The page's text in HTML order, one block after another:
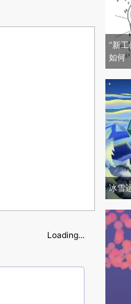
Loading...
“新
如何
冰雪